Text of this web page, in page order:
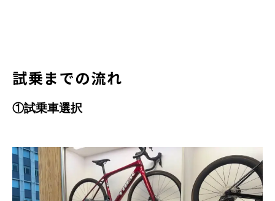
試乗までの流れ
①試乗車選択